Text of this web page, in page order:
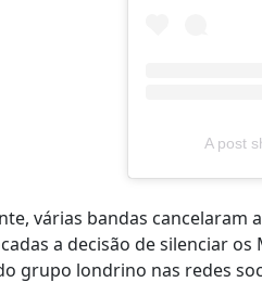
A post
várias bandas cancelaram
a decisão de silenciar
grupo londrino nas redes